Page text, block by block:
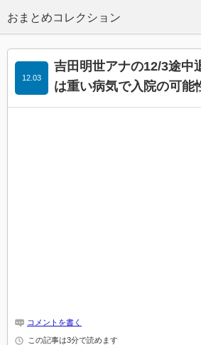
吉田明世アナの12/3途中
は重い病気で入院の可能
12.03
コメントを書く
この記事は3分で読めます